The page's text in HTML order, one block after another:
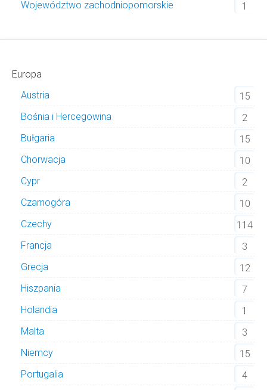
Województwo zachodniopomorskie 1
Europa
Austria
15
Bośnia i Hercegowina
2
Bułgaria
15
Chorwacja
10
Cypr
2
Czarnogóra
10
Czechy
114
Francja
3
Grecja
12
Hiszpania
7
Holandia
1
Malta
3
Niemcy
15
Portugalia
4